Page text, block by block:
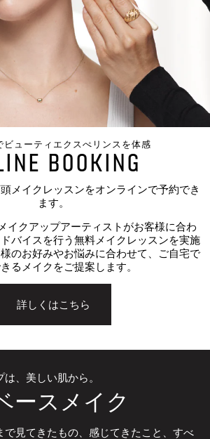
ビューティエクスぺリンスを体感
BOOKING
メイクレッスンをオンラインで予約でき
ます。
イクアップアーティストがお客様に合わ
バイスを行う無料メイクレッスンを実施
のお好みやお悩みに合わせて、ご自宅で
るメイクをご提案します。
詳しくはこちら
、美しい肌から。
ースメイク
で見てきたもの、感じてきたこと、すべ